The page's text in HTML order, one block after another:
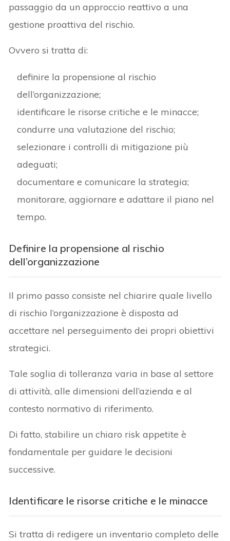
passaggio da un approccio reattivo a una
gestione proattiva del rischio.
Ovvero si tratta di:
definire la propensione al rischio
dell’organizzazione;
identificare le risorse critiche e le minacce;
condurre una valutazione del rischio;
selezionare i controlli di mitigazione più
adeguati;
documentare e comunicare la strategia;
monitorare, aggiornare e adattare il piano nel
tempo.
Definire la propensione al rischio
dell’organizzazione
Il primo passo consiste nel chiarire quale livello
di rischio l’organizzazione è disposta ad
accettare nel perseguimento dei propri obiettivi
strategici.
Tale soglia di tolleranza varia in base al settore
di attività, alle dimensioni dell’azienda e al
contesto normativo di riferimento.
Di fatto, stabilire un chiaro risk appetite è
fondamentale per guidare le decisioni
successive.
Identificare le risorse critiche e le minacce
Si tratta di redigere un inventario completo delle